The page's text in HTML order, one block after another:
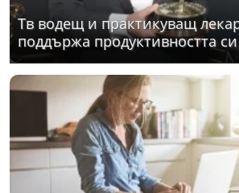
Тв водещ и практикуващ
поддържа продуктивността си